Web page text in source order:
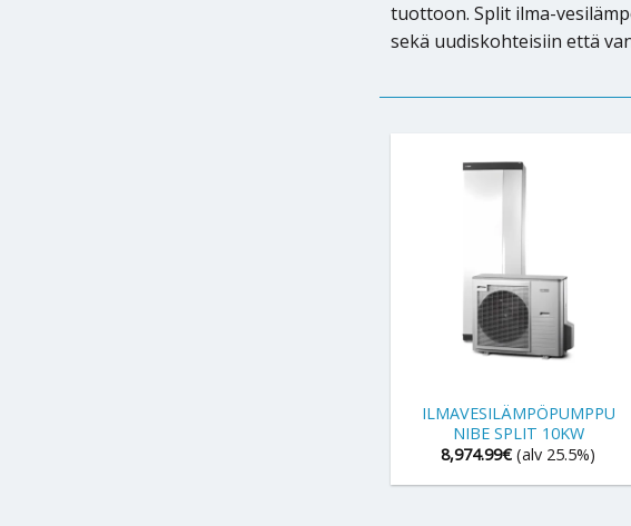
tuottoon. Split ilma-
sekä uudiskohteisiin että
ILMAVESILÄMPÖPUMPPU
NIBE SPLIT 10KW
8,974.99€ (alv 25.5%)